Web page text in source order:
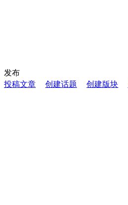
发布
投稿文章
创建话题 创建版块